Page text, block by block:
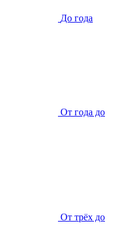
До года
От года до
От трёх до